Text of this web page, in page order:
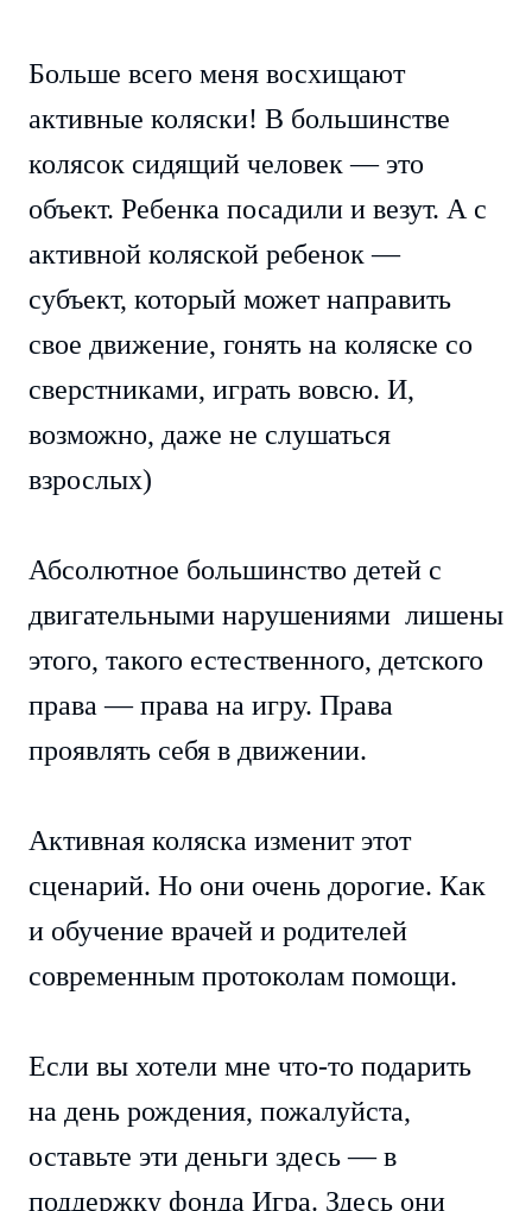
Больше всего меня восхищают
активные коляски! В большинстве
колясок сидящий человек — это
объект. Ребенка посадили и везут. А с
активной коляской ребенок —
субъект, который может направить
свое движение, гонять на коляске со
сверстниками, играть вовсю. И,
возможно, даже не слушаться
взрослых)
Абсолютное большинство детей с
двигательными нарушениями лишены
этого, такого естественного, детского
права — права на игру. Права
проявлять себя в движении.
Активная коляска изменит этот
сценарий. Но они очень дорогие. Как
и обучение врачей и родителей
современным протоколам помощи.
Если вы хотели мне что-то подарить
на день рождения, пожалуйста,
оставьте эти деньги здесь — в
поддержку фонда Игра. Здесь они